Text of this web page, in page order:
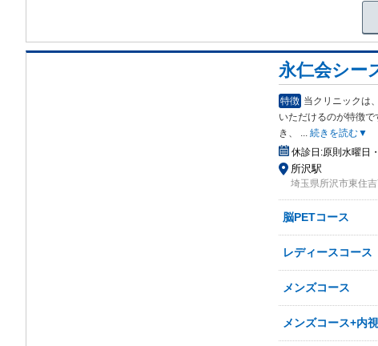
永仁会シー
特徴 当クリニックは
いただけるのが特徴
き、
... 続きを読む▼
休診日:原則水曜日
所沢駅
埼玉県所沢市東住
脳PETコース
レディースコース
メンズコース
メンズコース+内